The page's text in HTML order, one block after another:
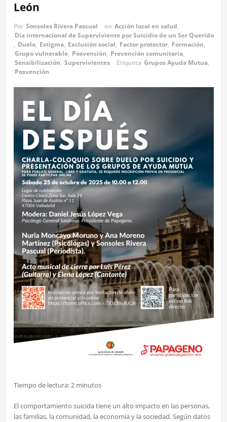
León
Por Sonsoles Rivera Pascual en Acción local en salud,
Día internacional de Superviviente por Suicidio de un Ser Querido
, Duelo, Estigma, Exclusión social, Factor protector, Formación,
Grupo vulnerable, Posvención, Prevención comunitaria,
Sensibilización, Supervivientes Etiqueta Grupos Ayuda Mutua,
Posvención
Tiempo de lectura:2 minutos
El comportamiento suicida tiene un alto impacto en las personas,
las familias, la comunidad, la economía y la sociedad. Según datos